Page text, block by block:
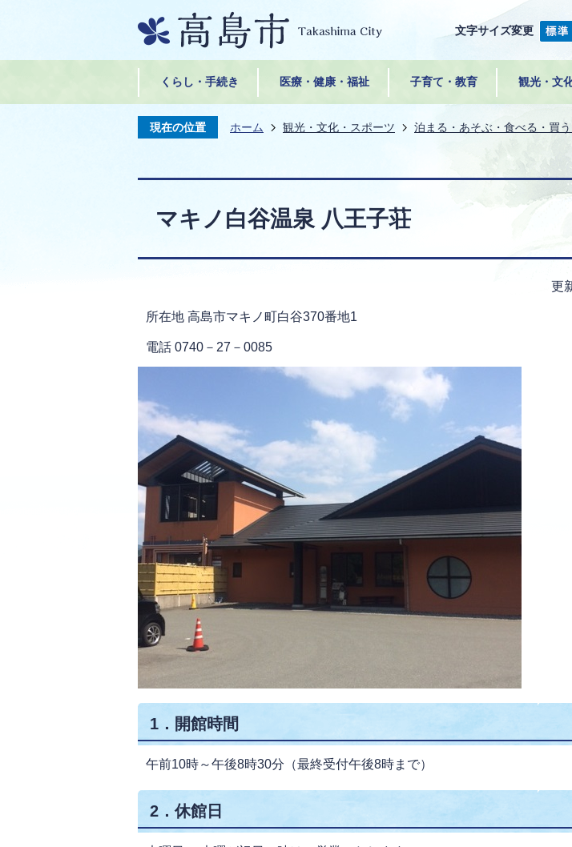
文字サイズ変更
くらし・手続き 医療・健康・福祉 子育て・教育 観光・文
現在の位置 ホーム 観光・文化・スポーツ 泊まる・あそぶ・食べる・買
マキノ白谷温泉 八王子荘
更
所在地 高島市マキノ町白谷370番地1
電話 0740－27－0085
1．開館時間
午前10時～午後8時30分（最終受付午後8時まで）
2．休館日